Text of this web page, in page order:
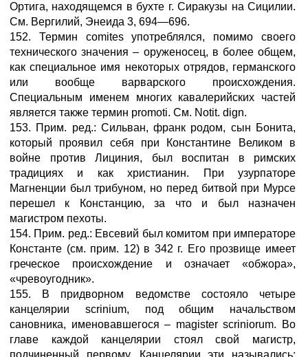
Ортига, находящемся в бухте г. Сиракузы на Сицилии.
См. Вергилий, Энеида 3, 694—696.
152. Термин comites употреблялся, помимо своего
технического значения – оруженосец, в более общем,
как специальное имя некоторых отрядов, германского
или вообще варварского происхождения.
Специальным именем многих кавалерийских частей
является также термин promoti. См. Notit. dign.
153. Прим. ред.: Сильван, франк родом, сын Бонита,
который проявил себя при Константине Великом в
войне против Лициния, был воспитан в римских
традициях и как христианин. При узурпаторе
Магненции был трибуном, но перед битвой при Мурсе
перешел к Констанцию, за что и был назначен
магистром пехоты.
154. Прим. ред.: Евсевий был комитом при императоре
Константе (см. прим. 12) в 342 г. Его прозвище имеет
греческое происхождение и означает «обжора»,
«чревоугодник».
155. В придворном ведомстве состояло четыре
канцелярии scrinium, под общим начальством
сановника, именовавшегося – magister scriniorum. Во
главе каждой канцелярии стоял свой магистр,
подчиненный первому. Канцелярии эти назывались: